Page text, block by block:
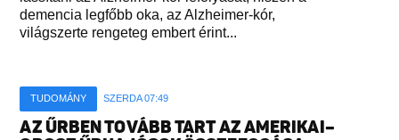
demencia legfőbb oka, az Alzheimer-kór,
világszerte rengeteg embert érint...
TUDOMÁNY SZERDA 07:49
AZ ŰRBEN TOVÁBB TART AZ AMERIKAI–